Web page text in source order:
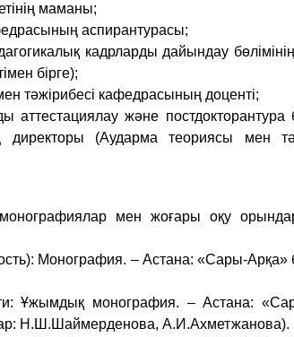
маманы;
аспирантурасы;
кадрларды дайындау
бірге);
тәжірибесі кафедрасының доценті;
және постдокторантура
(Аударма теориясы мен
мен жоғары оқу
Монография. – Астана: «Сары-Арқа»
Ұжымдық монография. – Астана:
Н.Ш.Шаймерденова, А.И.Ахметжанова).